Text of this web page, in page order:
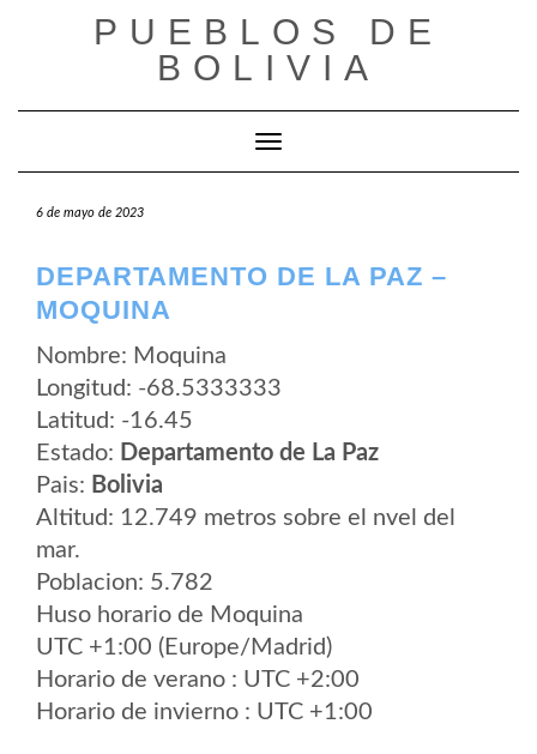
PUEBLOS DE
BOLIVIA
Cambiar modo de navegación
6 de mayo de 2023
DEPARTAMENTO DE LA PAZ –
MOQUINA
Nombre: Moquina
Longitud: -68.5333333
Latitud: -16.45
Estado: Departamento de La Paz
Pais: Bolivia
Altitud: 12.749 metros sobre el nvel del
mar.
Poblacion: 5.782
Huso horario de Moquina
UTC +1:00 (Europe/Madrid)
Horario de verano : UTC +2:00
Horario de invierno : UTC +1:00